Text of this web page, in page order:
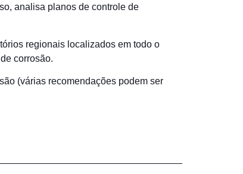
analisa planos de controle de
regionais localizados em todo o
corrosão.
(várias recomendações podem ser